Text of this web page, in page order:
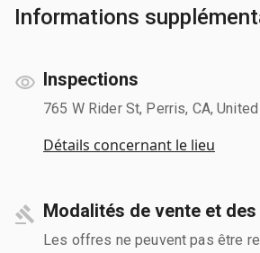
Informations
Inspections
765 W Rider St, Perris, CA,
Détails concernant le lieu
Modalités de vente et
Les offres ne peuvent pas être